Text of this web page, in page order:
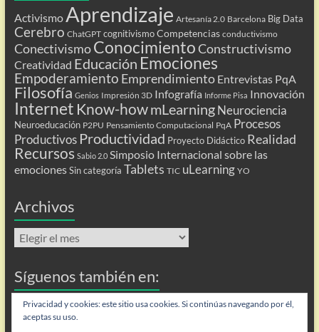
Activismo Aprendizaje Artesanía 2.0 Barcelona Big Data
Cerebro ChatGPT cognitivismo Competencias conductivismo
ConectivismoConocimientoConstructivismo
Creatividad Educación Emociones
Empoderamiento Emprendimiento Entrevistas PqA
Filosofía Genios Impresión 3D Infografía Informe Pisa Innovación
Internet Know-howmLearning Neurociencia
Neuroeducación P2PU Pensamiento Computacional PqA Procesos
Productivos Productividad Proyecto Didáctico Realidad
Recursos Sabio 2.0 Simposio Internacional sobre las
emociones Sin categoría Tablets TIC uLearning YO
Archivos
Archivos
Síguenos también en:
Flip
Privacidad y cookies: este sitio usa cookies. Si continúas navegando por él,
aceptas su uso.